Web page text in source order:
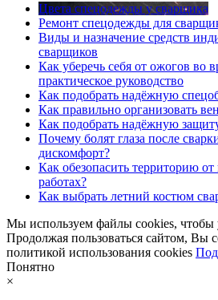
Цвета спецодежды у сварщика
Ремонт спецодежды для
Виды и назначение средств
сварщиков
Как уберечь себя от ожогов во
практическое руководство
Как подобрать надёжную
Как правильно организовать
Как подобрать надёжную
Почему болят глаза после
дискомфорт?
Как обезопасить территорию
работах?
Как выбрать летний костюм
Мы используем файлы cookies, чтобы
Продолжая пользоваться сайтом, Вы
политикой использования cookies
Понятно
×